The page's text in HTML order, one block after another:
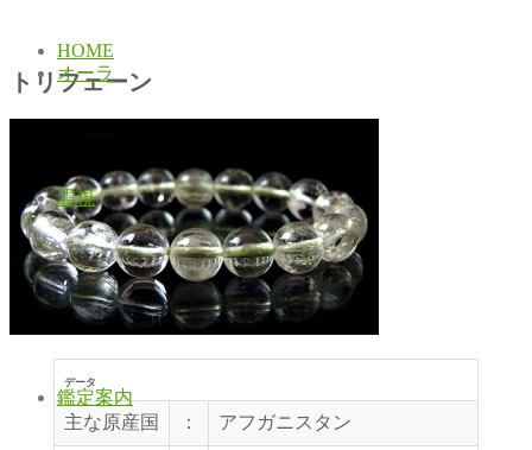
HOME
オーラ
霊視
鑑定案内
トリフェーン
データ
主な原産国 ： アフガニスタン